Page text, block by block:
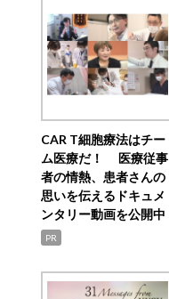
CAR T細胞療法はチー
ム医療だ！ 医療従事
者の情熱、患者さんの
思いを伝えるドキュメ
ンタリー動画を公開中
PR